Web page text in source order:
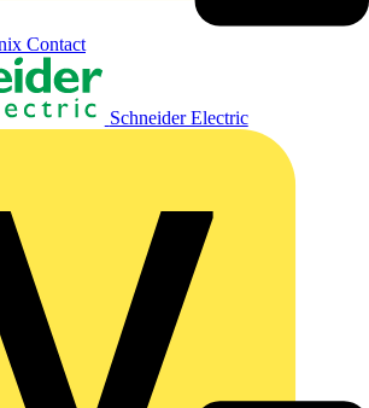
Contact
Schneider Electric